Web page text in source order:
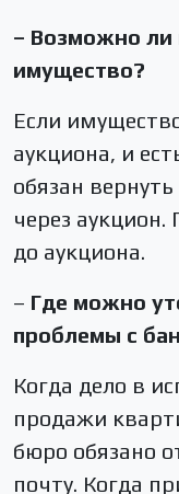
– Возможно ли
имущество?
Если
аукциона, и
обязан
через аукцион.
до аукциона.
– Где можно
проблемы с
Когда дело в
продажи
бюро обязано
почту. Когда